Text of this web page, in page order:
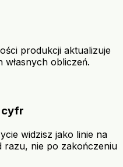
produkcji aktualizuje
własnych obliczeń.
cyfr
widzisz jako linie na
razu, nie po zakończeniu